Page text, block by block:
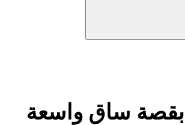
بقصة ساق واسعة